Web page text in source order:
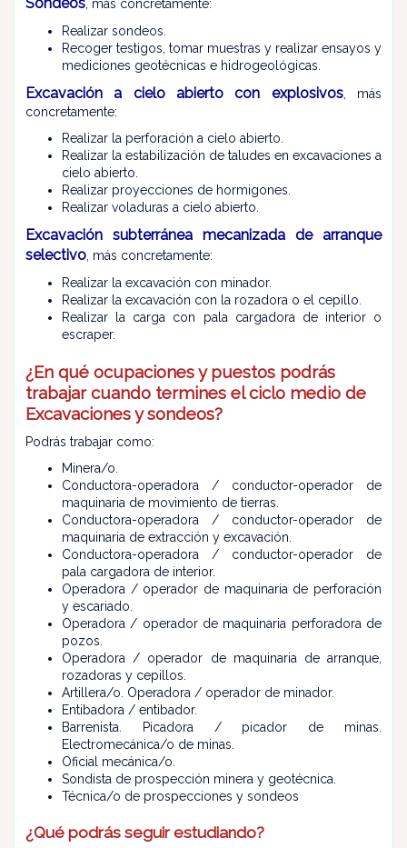
, más concretamente:
Realizar sondeos.
Recoger testigos, tomar muestras y realizar ensayos y
mediciones geotécnicas e hidrogeológicas.
Excavación a cielo abierto con explosivos, más
concretamente:
Realizar la perforación a cielo abierto.
Realizar la estabilización de taludes en excavaciones a
cielo abierto.
Realizar proyecciones de hormigones.
Realizar voladuras a cielo abierto.
Excavación subterránea mecanizada de arranque
selectivo , más concretamente:
Realizar la excavación con minador.
Realizar la excavación con la rozadora o el cepillo.
Realizar la carga con pala cargadora de interior o
escraper.
¿En qué ocupaciones y puestos podrás
trabajar cuando termines el ciclo medio de
Excavaciones y sondeos?
Podrás trabajar como:
Minera/o.
Conductora-operadora / conductor-operador de
maquinaria de movimiento de tierras.
Conductora-operadora / conductor-operador de
maquinaria de extracción y excavación.
Conductora-operadora / conductor-operador de
pala cargadora de interior.
Operadora / operador de maquinaria de perforación
y escariado.
Operadora / operador de maquinaria perforadora de
pozos.
Operadora / operador de maquinaria de arranque,
rozadoras y cepillos.
Artillera/o. Operadora / operador de minador.
Entibadora / entibador.
Barrenista. Picadora / picador de minas.
Electromecánica/o de minas.
Oficial mecánica/o.
Sondista de prospección minera y geotécnica.
Técnica/o de prospecciones y sondeos
¿Qué podrás seguir estudiando?